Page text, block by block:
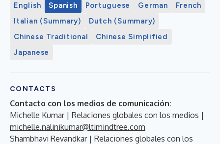
English Spanish Portuguese German
French
Italian (Summary)
Dutch (Summary)
Chinese Traditional
Chinese Simplified
Japanese
CONTACTS
Contacto con los medios de comunicación:
Michelle Kumar | Relaciones globales con los medios |
michelle.nalinikumar@ltimindtree.com
Shambhavi Revandkar | Relaciones globales con los